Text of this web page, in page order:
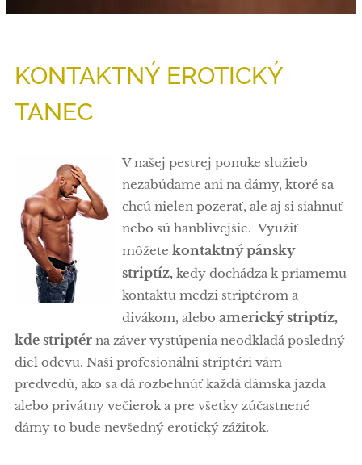
KONTAKTNÝ EROTICKÝ
TANEC
V našej pestrej ponuke služieb
nezabúdame ani na dámy, ktoré sa
chcú nielen pozerať, ale aj si siahnuť
nebo sú hanblivejšie. Využiť
môžete kontaktný pánsky
striptíz, kedy dochádza k priamemu
kontaktu medzi striptérom a
divákom, alebo americký striptíz,
kde striptér na záver vystúpenia neodkladá posledný
diel odevu. Naši profesionálni striptéri vám
predvedú, ako sa dá rozbehnúť každá dámska jazda
alebo privátny večierok a pre všetky zúčastnené
dámy to bude nevšedný erotický zážitok.